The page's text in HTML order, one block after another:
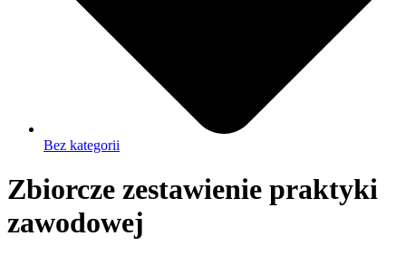
Bez kategorii
Zbiorcze zestawienie praktyki
zawodowej